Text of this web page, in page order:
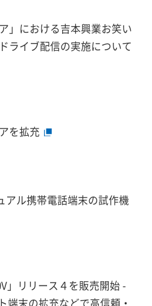
」における吉本興業お笑い
ライブ配信の実施について
を拡充
アル携帯電話端末の試作機
」リリース４を販売開始 -